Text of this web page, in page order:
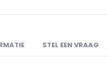
STEL EEN VRAAG